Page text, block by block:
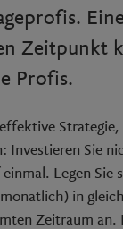
Zeitpunkt
Profis.
Strategie,
Investieren Sie
Legen Sie
in
Zeitraum an.